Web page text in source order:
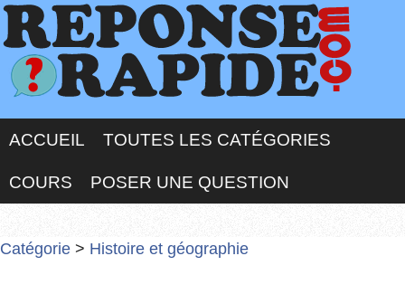
ACCUEIL TOUTES LES CATÉGORIES
COURS POSER UNE QUESTION
Catégorie > Histoire et géographie